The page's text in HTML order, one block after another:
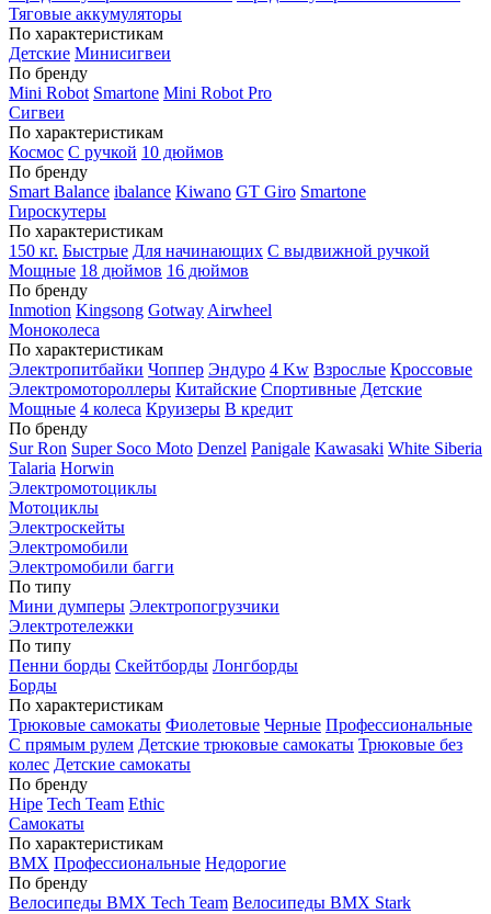
Тяговые аккумуляторы
По характеристикам
Детские Минисигвеи
По бренду
Mini Robot Smartone Mini Robot Pro
Сигвеи
По характеристикам
Космос С ручкой 10 дюймов
По бренду
Smart Balance ibalance Kiwano GT Giro Smartone
Гироскутеры
По характеристикам
150 кг. Быстрые Для начинающих С выдвижной ручкой
Мощные 18 дюймов 16 дюймов
По бренду
Inmotion Kingsong Gotway Airwheel
Моноколеса
По характеристикам
Электропитбайки Чоппер Эндуро 4 Kw Взрослые Кроссовые
Электромотороллеры Китайские Спортивные Детские
Мощные 4 колеса Круизеры В кредит
По бренду
Sur Ron Super Soco Moto Denzel Panigale Kawasaki White Siberia
Talaria Horwin
Электромотоциклы
Мотоциклы
Электроскейты
Электромобили
Электромобили багги
По типу
Мини думперы Электропогрузчики
Электротележки
По типу
Пенни борды Скейтборды Лонгборды
Борды
По характеристикам
Трюковые самокаты Фиолетовые Черные Профессиональные
С прямым рулем Детские трюковые самокаты Трюковые без
колес Детские самокаты
По бренду
Hipe Tech Team Ethic
Самокаты
По характеристикам
BMX Профессиональные Недорогие
По бренду
Велосипеды BMX Tech Team Велосипеды BMX Stark